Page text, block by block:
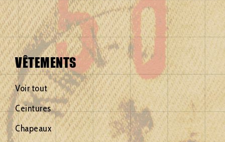
Espagne
Etat-unis
Finlande
tchèque
Roumanie
Portugal
Turquie
Voir tout
VÊTEMENTS
Voir tout
Ceintures
Chapeaux